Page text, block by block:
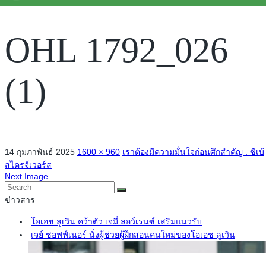
OHL 1792_026
(1)
14 กุมภาพันธ์ 2025 1600 × 960 เราต้องมีความมั่นใจก่อนศึกสำคัญ : ซีเบ้
สไครจ์เวอร์ส
Next Image
ข่าวสาร
โอเอช ลูเวิน คว้าตัว เจมี่ ลอว์เรนซ์ เสริมแนวรับ
เจย์ ชอฟฟ์เนอร์ นั่งผู้ช่วยผู้ฝึกสอนคนใหม่ของโอเอช ลูเวิน